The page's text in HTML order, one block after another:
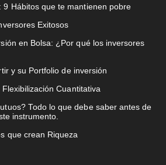
9 Hábitos que te mantienen pobre
Exitosos
en Bolsa: ¿Por qué los inversores
y su Portfolio de inversión
Cuantitativa
Todo lo que debe saber antes de
instrumento.
que crean Riqueza